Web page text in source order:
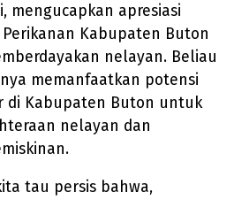
mengucapkan apresiasi
Kabupaten Buton
nelayan. Beliau
memanfaatkan potensi
di Kabupaten Buton untuk
nelayan dan
tau persis bahwa,